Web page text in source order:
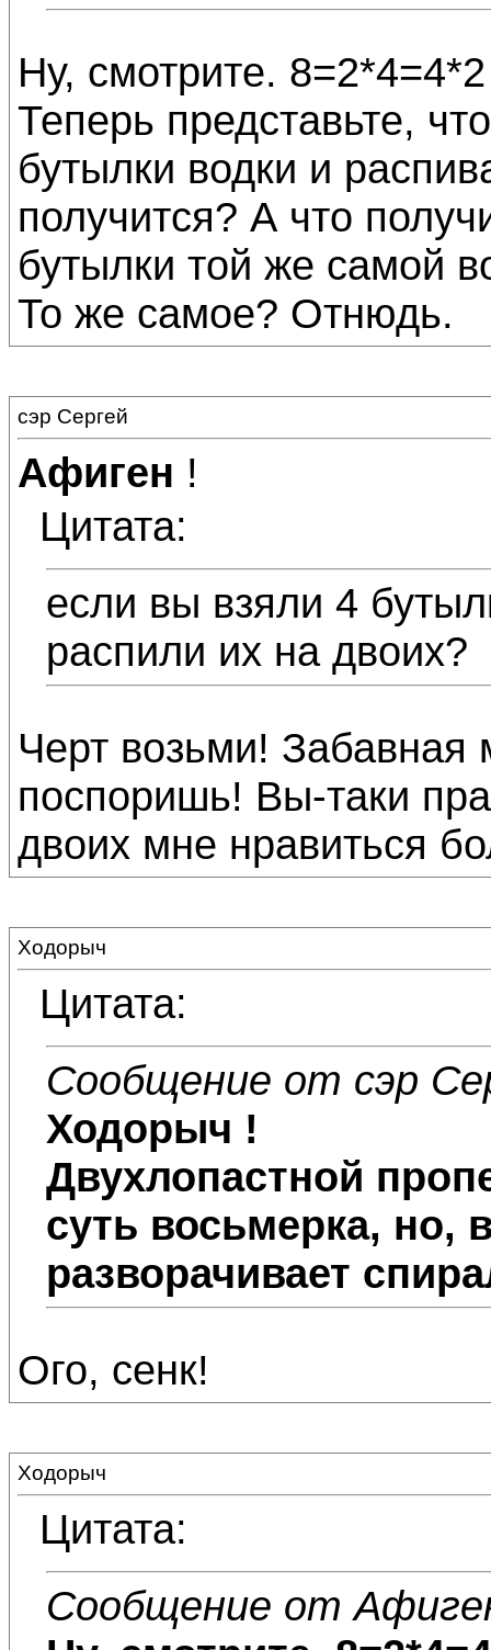
Ну, смотрите. 8=2*4=4*2
Теперь представьте,
бутылки водки и
получится? А что
бутылки той же самой
То же самое? Отнюдь.
сэр Сергей
Афиген !
Цитата:
если вы взяли 4
распили их на двоих?
Черт возьми!
поспоришь! Вы-таки
двоих мне нравиться
Ходорыч
Цитата:
Сообщение от сэр
Ходорыч !
Двухлопастной
суть восьмерка, но,
разворачивает
Ого, сенк!
Ходорыч
Цитата:
Сообщение от